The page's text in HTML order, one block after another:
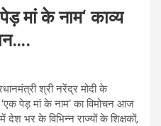
मां के नाम‘ काव्य
श्री नरेंद्र मोदी के
पेड़ मां के नाम‘ का विमोचन आज
भर के विभिन्न राज्यों के शिक्षकों,